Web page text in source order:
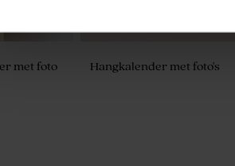
met foto Hangkalender met foto's